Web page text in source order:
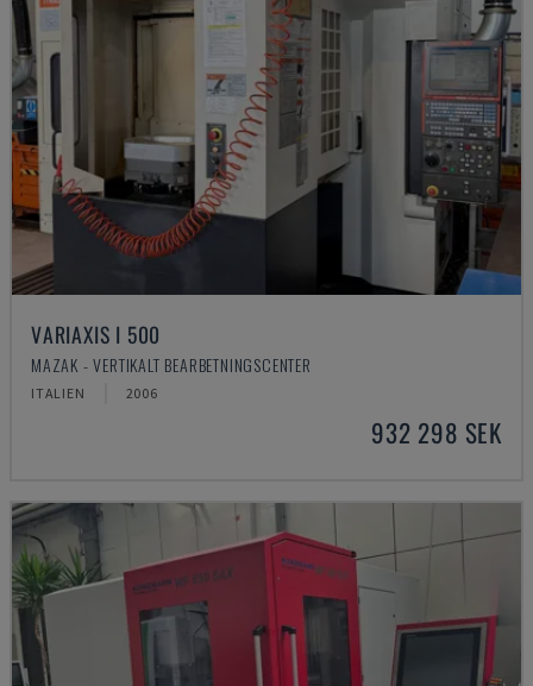
VARIAXIS I 500
MAZAK - VERTIKALT BEARBETNINGSCENTER
ITALIEN 2006
932 298 SEK